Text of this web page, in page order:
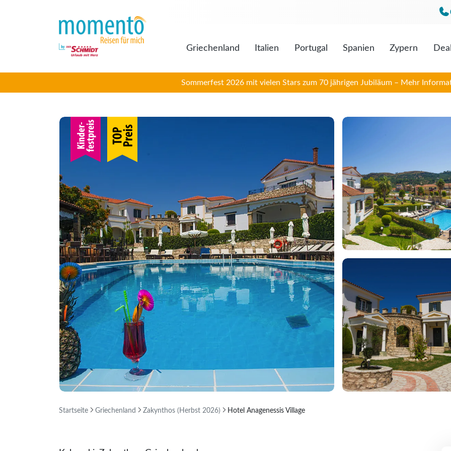
Mo. bis
Griechenland Italien Portugal Spanien Zypern
Sommerfest 2026 mit vielen Stars zum 70 jährigen Jubiläum – Mehr
Startseite Griechenland Zakynthos (Herbst 2026) Hotel Anagenessis Village